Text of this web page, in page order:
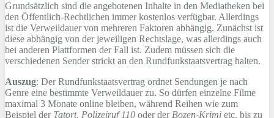
Grundsätzlich sind die angebotenen Inhalte in den Mediatheken bei
den Öffentlich-Rechtlichen immer kostenlos verfügbar. Allerdings
ist die Verweildauer von mehreren Faktoren abhängig. Zunächst ist
diese abhängig von der jeweiligen Rechtslage, was allerdings auch
bei anderen Plattformen der Fall ist. Zudem müssen sich die
verschiedenen Sender strickt an den Rundfunkstaatsvertrag halten.
Auszug: Der Rundfunkstaatsvertrag ordnet Sendungen je nach
Genre eine bestimmte Verweildauer zu. So dürfen einzelne Filme
maximal 3 Monate online bleiben, während Reihen wie zum
Beispiel der Tatort, Polizeiruf 110 oder derBozen-Krimi etc. bis zu